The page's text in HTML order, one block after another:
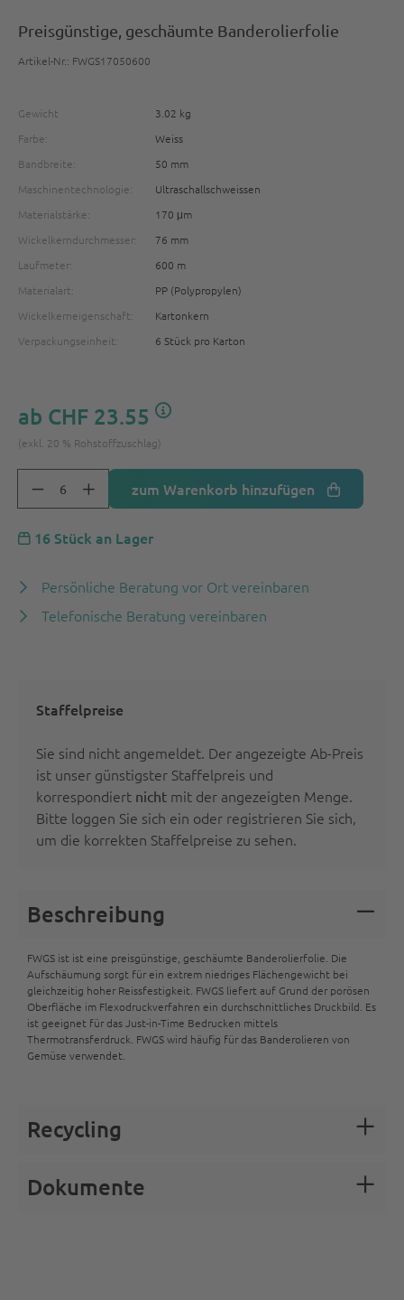
Preisgünstige, geschäumte Banderolierfolie
Artikel-Nr.: FWGS17050600
Gewicht
3.02 kg
Farbe:
Weiss
Bandbreite:
50 mm
Maschinentechnologie:
Ultraschallschweissen
Materialstärke:
170 μm
Wickelkerndurchmesser:
76 mm
Laufmeter:
600 m
Materialart:
PP (Polypropylen)
Wickelkerneigenschaft:
Kartonkern
Verpackungseinheit:
6 Stück pro Karton
ab CHF 23.55
(exkl. 20 % Rohstoffzuschlag)
zum Warenkorb hinzufügen
16 Stück an Lager
Persönliche Beratung vor Ort vereinbaren
Telefonische Beratung vereinbaren
Staffelpreise
Sie sind nicht angemeldet. Der angezeigte Ab-Preis
ist unser günstigster Staffelpreis und
korrespondiert nicht mit der angezeigten Menge.
Bitte loggen Sie sich ein oder registrieren Sie sich,
um die korrekten Staffelpreise zu sehen.
Beschreibung
FWGS ist ist eine preisgünstige, geschäumte Banderolierfolie. Die
Aufschäumung sorgt für ein extrem niedriges Flächengewicht bei
gleichzeitig hoher Reissfestigkeit. FWGS liefert auf Grund der porösen
Oberfläche im Flexodruckverfahren ein durchschnittliches Druckbild. Es
ist geeignet für das Just-in-Time Bedrucken mittels
Thermotransferdruck. FWGS wird häufig für das Banderolieren von
Gemüse verwendet.
Recycling
Dokumente